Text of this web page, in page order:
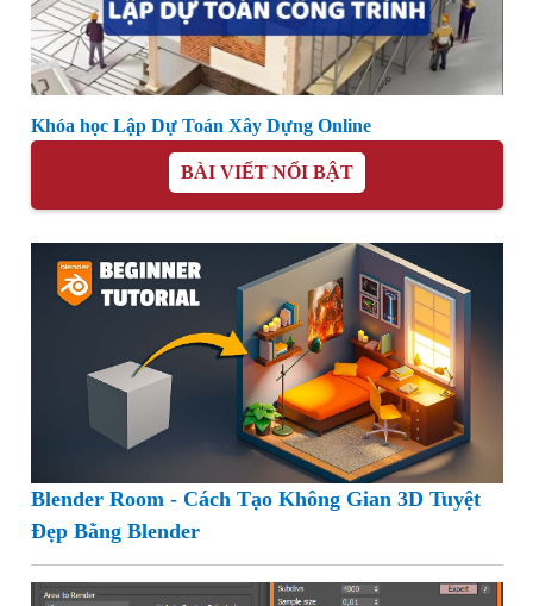
Khóa học Lập Dự Toán Xây Dựng Online
BÀI VIẾT NỔI BẬT
Blender Room - Cách Tạo Không Gian 3D Tuyệt
Đẹp Bằng Blender